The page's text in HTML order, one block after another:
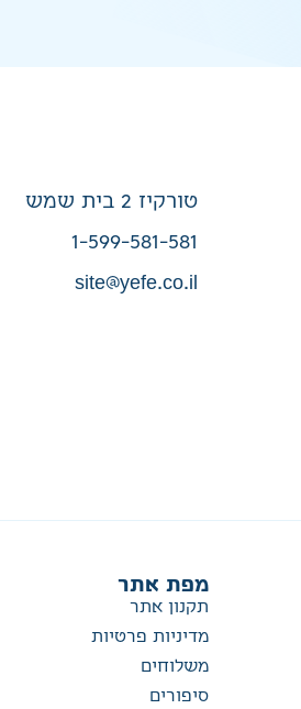
טורקיז 2 בית שמש
1-599-581-581
site@yefe.co.il
מפת אתר
תקנון אתר
מדיניות פרטיות
משלוחים
סיפורים